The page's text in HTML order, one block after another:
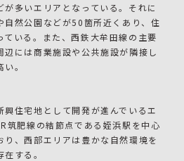
多いエリアとなっている。それに
自然公園などが50箇所近くあり、住
いる。また、西鉄大牟田線の主要
辺には商業施設や公共施設が隣接し
。
住宅地として開発が進んでいるエ
筑肥線の結節点である姪浜駅を中心
り、西部エリアは豊かな自然環境を
する。